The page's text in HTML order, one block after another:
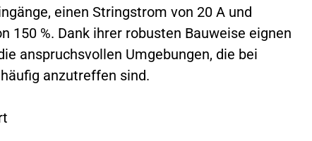
einen Stringstrom von 20 A und
150 %. Dank ihrer robusten Bauweise eignen
anspruchsvollen Umgebungen, die bei
anzutreffen sind.